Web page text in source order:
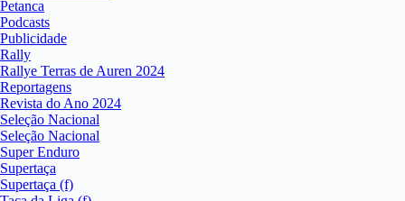
Petanca
Podcasts
Publicidade
Rally
Rallye Terras de Auren 2024
Reportagens
Revista do Ano 2024
Seleção Nacional
Seleção Nacional
Super Enduro
Supertaça
Supertaça (f)